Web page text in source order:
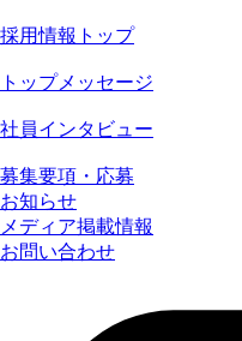
採用情報トップ
トップメッセージ
社員インタビュー
募集要項・応募
お知らせ
メディア掲載情報
お問い合わせ